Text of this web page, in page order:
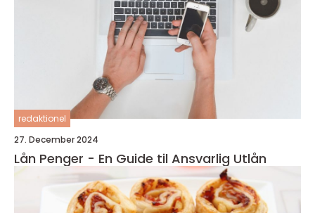
redaktionel
27. December 2024
Lån Penger - En Guide til Ansvarlig Utlån